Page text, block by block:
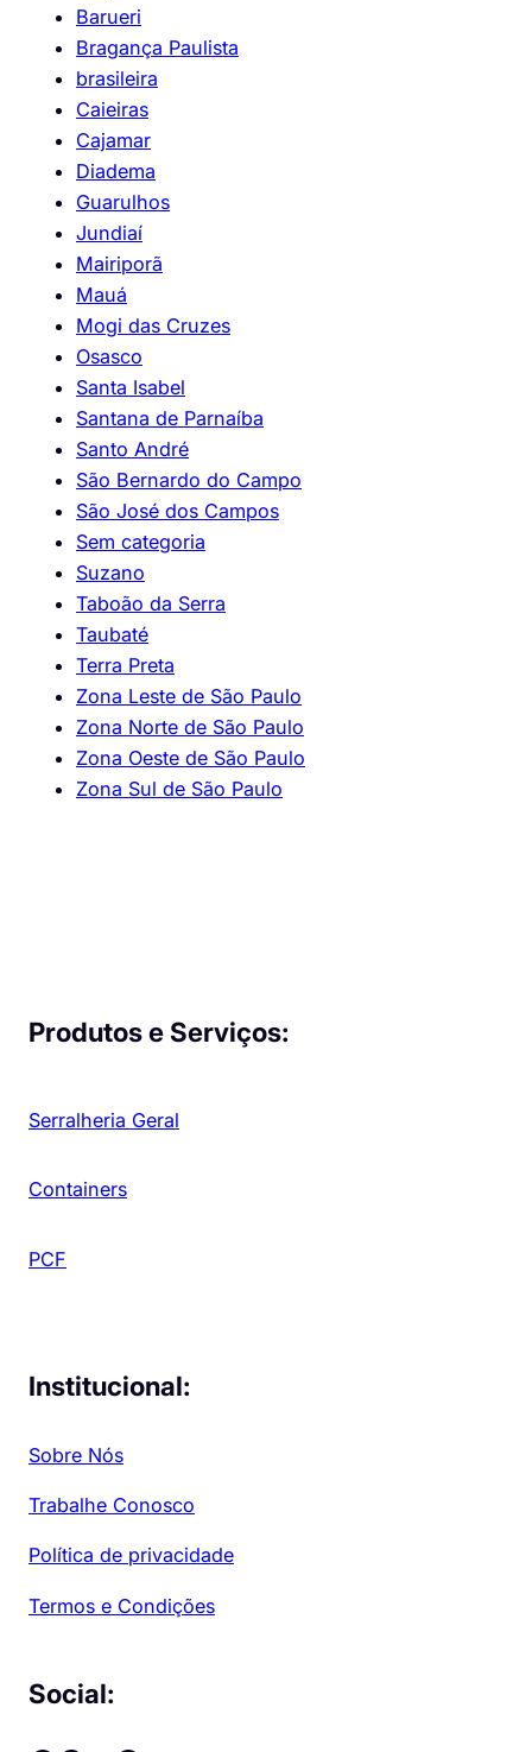
Barueri
Bragança Paulista
brasileira
Caieiras
Cajamar
Diadema
Guarulhos
Jundiaí
Mairiporã
Mauá
Mogi das Cruzes
Osasco
Santa Isabel
Santana de Parnaíba
Santo André
São Bernardo do Campo
São José dos Campos
Sem categoria
Suzano
Taboão da Serra
Taubaté
Terra Preta
Zona Leste de São Paulo
Zona Norte de São Paulo
Zona Oeste de São Paulo
Zona Sul de São Paulo
Produtos e Serviços:
Serralheria Geral
Containers
PCF
Institucional:
Sobre Nós
Trabalhe Conosco
Política de privacidade
Termos e Condições
Social: